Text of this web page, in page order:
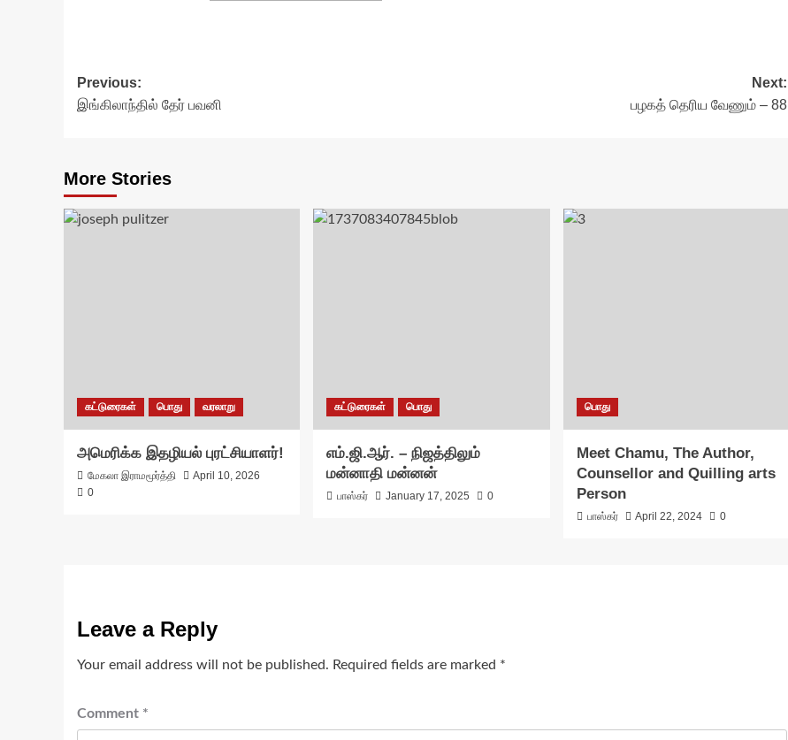
Post
navigation
Previous:
இங்கிலாந்தில் தேர் பவனி
Next:
பழகத் தெரிய வேணும் – 88
More Stories
கட்டுரைகள் பொது வரலாறு
அமெரிக்க இதழியல் புரட்சியாளர்!
மேகலா இராமமூர்த்தி
April 10, 2026
0
கட்டுரைகள் பொது
எம்.ஜி.ஆர். – நிஜத்திலும்
மன்னாதி மன்னன்
பாஸ்கர் January 17, 2025 0
பொது
Meet Chamu, The Author,
Counsellor and Quilling arts
Person
பாஸ்கர் April 22, 2024 0
Leave a Reply
Your email address will not be published. Required fields are marked *
Comment *